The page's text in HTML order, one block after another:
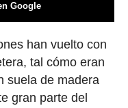
Google
han vuelto con
tal cómo eran
suela de madera
gran parte del